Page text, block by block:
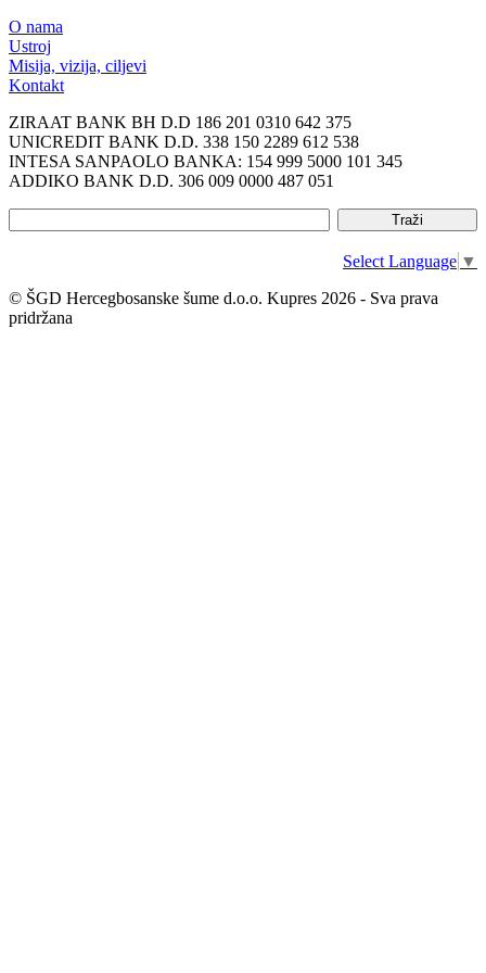
O nama
Ustroj
Misija, vizija, ciljevi
Kontakt
ZIRAAT BANK BH D.D 186 201 0310 642 375
UNICREDIT BANK D.D. 338 150 2289 612 538
INTESA SANPAOLO BANKA: 154 999 5000 101 345
ADDIKO BANK D.D. 306 009 0000 487 051
Select Language ▼
© ŠGD Hercegbosanske šume d.o.o. Kupres 2026 - Sva prava
pridržana